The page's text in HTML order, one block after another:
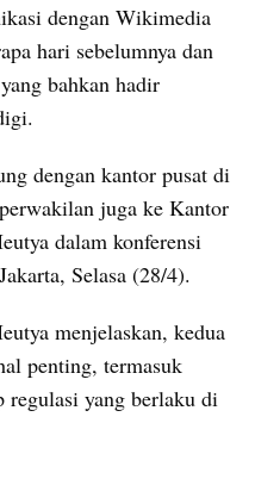
dengan Wikimedia
hari sebelumnya dan
bahkan hadir
dengan kantor pusat di
juga ke Kantor
dalam konferensi
Selasa (28/4).
menjelaskan, kedua
penting, termasuk
regulasi yang berlaku di